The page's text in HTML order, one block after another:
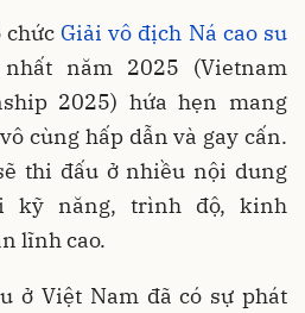
chức Giải vô địch Ná cao su
năm 2025 (Vietnam
2025) hứa hẹn mang
cùng hấp dẫn và gay cấn.
thi đấu ở nhiều nội dung
kỹ năng, trình độ, kinh
lĩnh cao.
ở Việt Nam đã có sự phát